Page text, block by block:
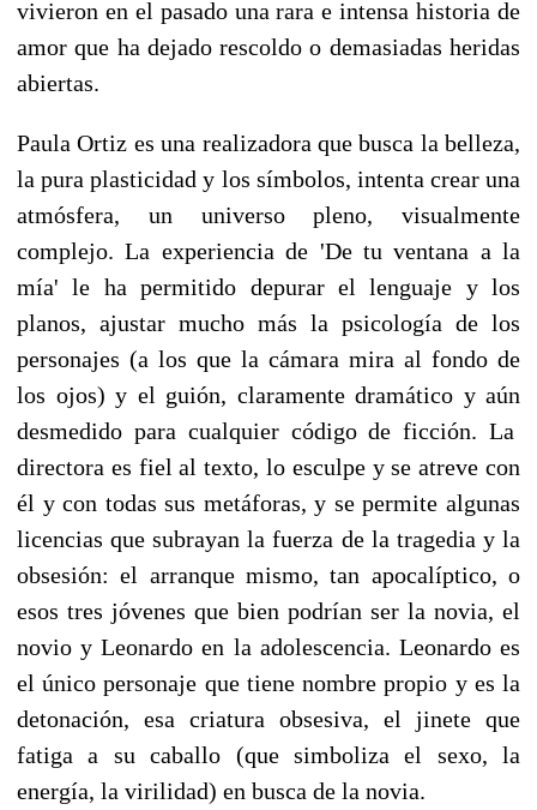
vivieron en el pasado una rara e intensa historia de
amor que ha dejado rescoldo o demasiadas heridas
abiertas.
Paula Ortiz es una realizadora que busca la belleza,
la pura plasticidad y los símbolos, intenta crear una
atmósfera, un universo pleno, visualmente
complejo. La experiencia de 'De tu ventana a la
mía' le ha permitido depurar el lenguaje y los
planos, ajustar mucho más la psicología de los
personajes (a los que la cámara mira al fondo de
los ojos) y el guión, claramente dramático y aún
desmedido para cualquier código de ficción. La
directora es fiel al texto, lo esculpe y se atreve con
él y con todas sus metáforas, y se permite algunas
licencias que subrayan la fuerza de la tragedia y la
obsesión: el arranque mismo, tan apocalíptico, o
esos tres jóvenes que bien podrían ser la novia, el
novio y Leonardo en la adolescencia. Leonardo es
elúnico personaje que tiene nombre propio y es la
detonación, esa criatura obsesiva, el jinete que
fatiga a su caballo (que simboliza el sexo, la
energía, la virilidad) en busca de la novia.